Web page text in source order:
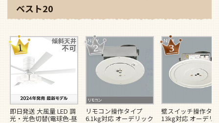
ベスト20
即日発送 大風量 LED 調
光・光色切替(電球色-昼
リモコン操作タイプ
6.1kg対応 オーデリック
壁スイッチ操作タ
13kg対応 オーデリ